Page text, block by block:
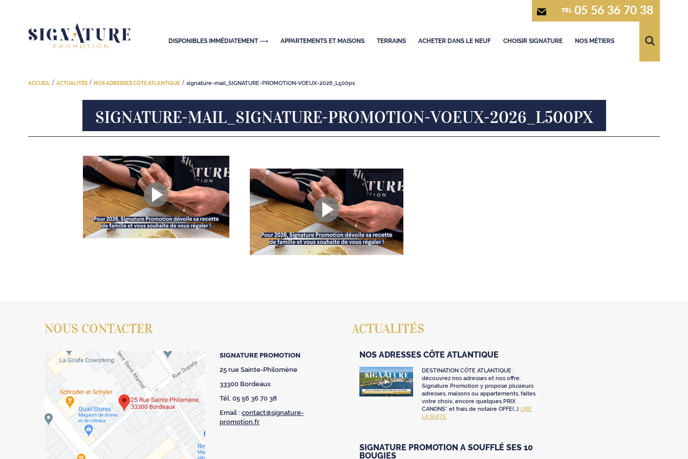
DISPONIBLES IMMÉDIATEMENT ⟶ APPARTEMENTS ET MAISONS TERRAINS ACHETER DANS LE NEUF CHOISIR SIGNATURE NOS MÉTIERS
TÉL 05 56 36 70 38
ACCUEIL / ACTUALITÉS / NOS ADRESSES CÔTE ATLANTIQUE / signature-mail_SIGNATURE-PROMOTION-VOEUX-2026_L500px
SIGNATURE-MAIL_SIGNATURE-PROMOTION-VOEUX-2026_L500PX
NOUS CONTACTER
SIGNATURE PROMOTION
25 rue Sainte-Philomène
33300 Bordeaux
Tél. 05 56 36 70 38
Email :contact@signature-
promotion.fr
ACTUALITÉS
NOS ADRESSES CÔTE ATLANTIQUE
DESTINATION CÔTE ATLANTIQUE :
découvrez nos adresses et nos offre.
Signature Promotion y propose plusieurs
adresses, maisons ou appartements, faites
votre choix, encore quelques PRIX
CANONS* et frais de notaire OFFE(...) LIRE
LA SUITE
SIGNATURE PROMOTION A SOUFFLÉ SES 10
BOUGIES